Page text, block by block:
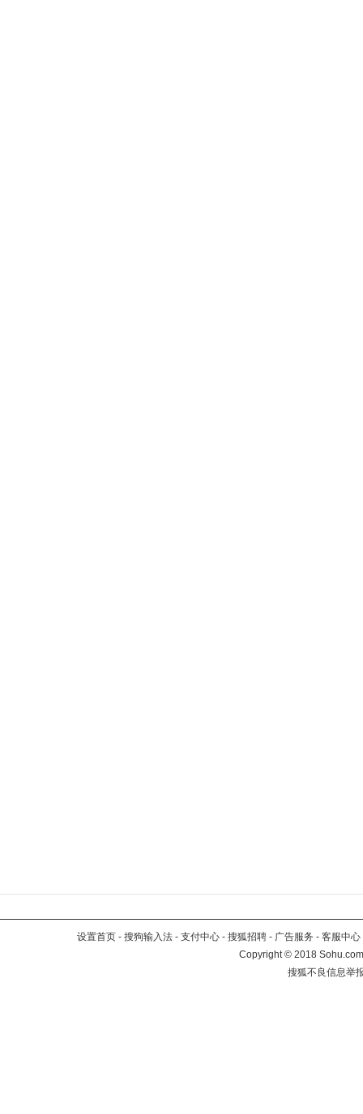
设置首页 - 搜狗输入法 - 支付中心 - 搜狐招聘 - 广告服务 - 客服中心
Copyright©2018
搜狐不良信息举